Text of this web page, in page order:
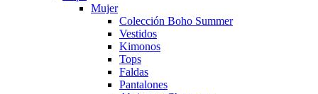
Mujer
Colección Boho Summer
Vestidos
Kimonos
Tops
Faldas
Pantalones